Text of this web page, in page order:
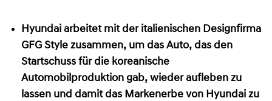
Hyundai arbeitet mit der italienischen Designfirma
GFG Style zusammen, um das Auto, das den
Startschuss für die koreanische
Automobilproduktion gab, wieder aufleben zu
lassen und damit das Markenerbe von Hyundai zu